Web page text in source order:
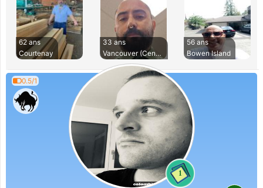
62 ans
Courtenay
33 ans
Vancouver (Central
56 ans
Bowen Island
0.5/1
1